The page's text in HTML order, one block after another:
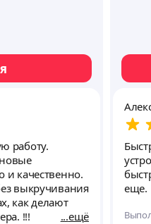
работу.
и качественно.
выкручивания
как делают
!!!
ещё
еще.